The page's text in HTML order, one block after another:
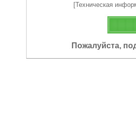
[Техническая
Пожалуйста,